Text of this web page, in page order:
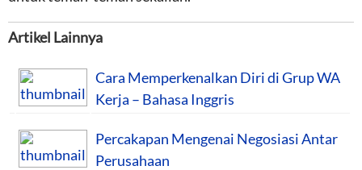
Artikel Lainnya
Cara Memperkenalkan Diri di Grup WA
Kerja – Bahasa Inggris
Percakapan Mengenai Negosiasi Antar
Perusahaan